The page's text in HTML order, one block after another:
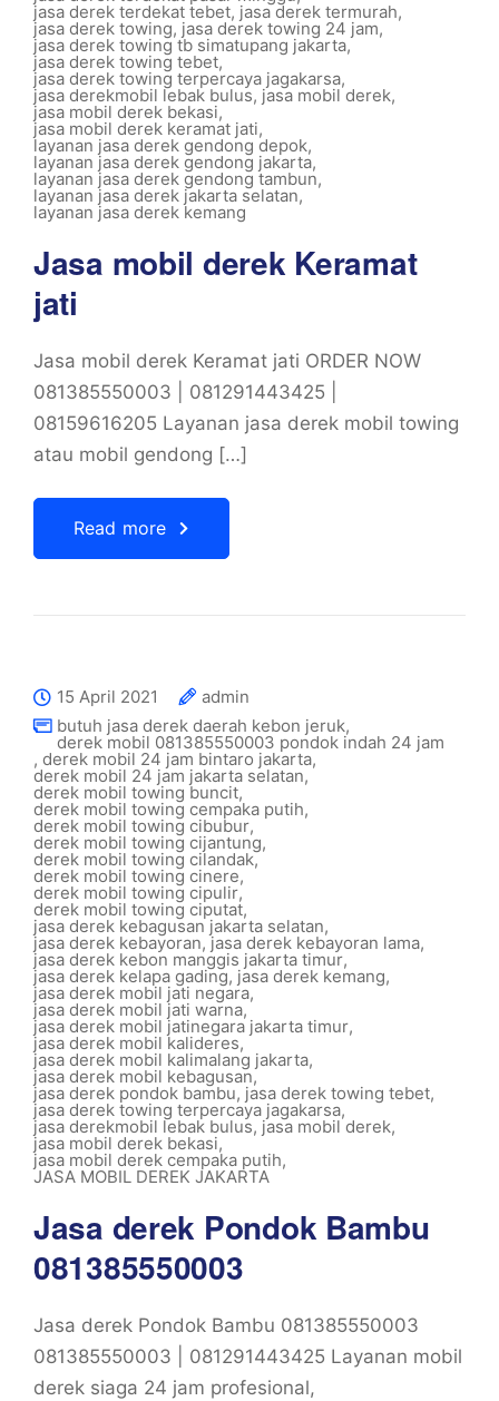
jasa derek terdekat tebet, jasa derek termurah,
jasa derek towing, jasa derek towing 24 jam,
jasa derek towing tb simatupang jakarta,
jasa derek towing tebet,
jasa derek towing terpercaya jagakarsa,
jasa derekmobil lebak bulus, jasa mobil derek,
jasa mobil derek bekasi,
jasa mobil derek keramat jati,
layanan jasa derek gendong depok,
layanan jasa derek gendong jakarta,
layanan jasa derek gendong tambun,
layanan jasa derek jakarta selatan,
layanan jasa derek kemang
Jasa mobil derek Keramat
jati
Jasa mobil derek Keramat jati ORDER NOW
081385550003 | 081291443425 |
08159616205 Layanan jasa derek mobil towing
atau mobil gendong […]
Read more
15 April 2021
admin
butuh jasa derek daerah kebon jeruk,
derek mobil 081385550003 pondok indah 24 jam
, derek mobil 24 jam bintaro jakarta,
derek mobil 24 jam jakarta selatan,
derek mobil towing buncit,
derek mobil towing cempaka putih,
derek mobil towing cibubur,
derek mobil towing cijantung,
derek mobil towing cilandak,
derek mobil towing cinere,
derek mobil towing cipulir,
derek mobil towing ciputat,
jasa derek kebagusan jakarta selatan,
jasa derek kebayoran,jasa derek kebayoran lama,
jasa derek kebon manggis jakarta timur,
jasa derek kelapa gading, jasa derek kemang,
jasa derek mobil jati negara,
jasa derek mobil jati warna,
jasa derek mobil jatinegara jakarta timur,
jasa derek mobil kalideres,
jasa derek mobil kalimalang jakarta,
jasa derek mobil kebagusan,
jasa derek pondok bambu, jasa derek towing tebet,
jasa derek towing terpercaya jagakarsa,
jasa derekmobil lebak bulus, jasa mobil derek,
jasa mobil derek bekasi,
jasa mobil derek cempaka putih,
JASA MOBIL DEREK JAKARTA
Jasa derek Pondok Bambu
081385550003
Jasa derek Pondok Bambu 081385550003
081385550003 | 081291443425 Layanan mobil
derek siaga 24 jam profesional,